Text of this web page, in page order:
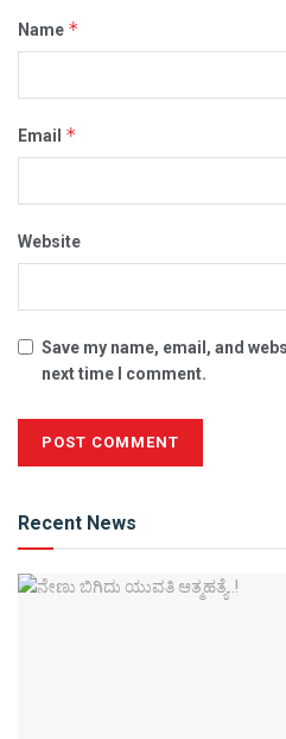
Name *
Email *
Website
Save my name, email, and
next time I comment.
Recent News